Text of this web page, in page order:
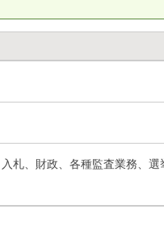
札、財政、各種監査業務、選